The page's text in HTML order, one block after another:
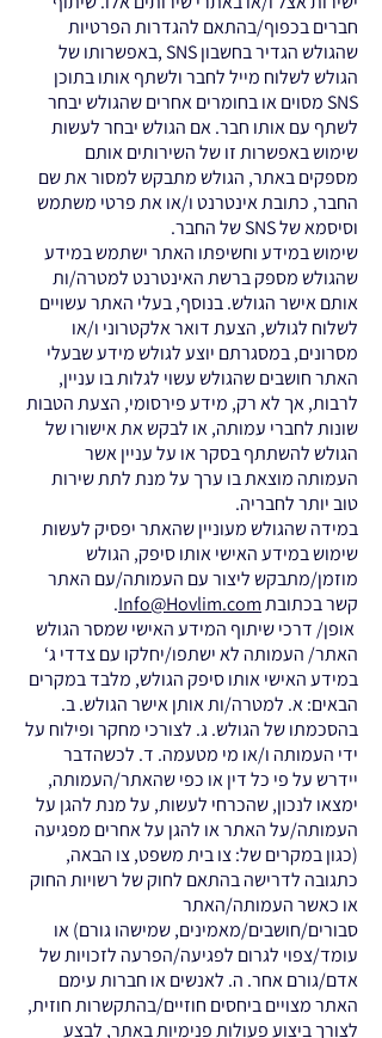
חברים בכפוף/בהתאם להגדרות הפרטיות
שהגולש הגדיר בחשבון SNS ,באפשרותו של
הגולש לשלוח מייל לחבר ולשתף אותו בתוכן
SNS מסוים או בחומרים אחרים שהגולש יבחר
לשתף עם אותו חבר. אם הגולש יבחר לעשות
שימוש באפשרות זו של השירותים אותם
מספקים באתר, הגולש מתבקש למסור את שם
החבר, כתובת אינטרנט ו/או את פרטי משתמש
וסיסמא של SNS של החבר.
שימוש במידע וחשיפתו האתר ישתמש במידע
שהגולש מספק ברשת האינטרנט למטרה/ות
אותם אישר הגולש. בנוסף, בעלי האתר עשויים
לשלוח לגולש, הצעת דואר אלקטרוני ו/או
מסרונים, במסגרתם יוצע לגולש מידע שבעלי
האתר חושבים שהגולש עשוי לגלות בו עניין,
לרבות, אך לא רק, מידע פירסומי, הצעת הטבות
שונות לחברי עמותה, או לבקש את אישורו של
הגולש להשתתף בסקר או על עניין אשר
העמותה מוצאת בו ערך על מנת לתת שירות
טוב יותר לחבריה.
במידה שהגולש מעוניין שהאתר יפסיק לעשות
שימוש במידע האישי אותו סיפק, הגולש
מוזמן/מתבקש ליצור עם העמותה/עם האתר
קשר בכתובתInfo@Hovlim.com
.
אופן/ דרכי שיתוף המידע האישי שמסר הגולש
האתר/ העמותה לא ישתפו/יחלקו עם צדדי ג‘
במידע האישי אותו סיפק הגולש, מלבד במקרים
הבאים: א. למטרה/ות אותן אישר הגולש. ב.
בהסכמתו של הגולש. ג. לצורכי מחקר ופילוח על
ידי העמותה ו/או מי מטעמה. ד. לכשהדבר
יידרש על פי כל דין או כפי שהאתר/העמותה,
ימצאו לנכון, שהכרחי לעשות, על מנת להגן על
העמותה/על האתר או להגן על אחרים מפגיעה
(כגון במקרים של: צו בית משפט, צו הבאה,
כתגובה לדרישה בהתאם לחוק של רשויות החוק
או כאשר העמותה/האתר
סבורים/חושבים/מאמינים, שמישהו גורם) או
עומד/צפוי לגרום לפגיעה/הפרעה לזכויות של
אדם/גורם אחר. ה. לאנשים או חברות עימם
האתר מצויים ביחסים חוזיים/בהתקשרות חוזית,
לצורך ביצוע פעולות פנימיות באתר, לבצע